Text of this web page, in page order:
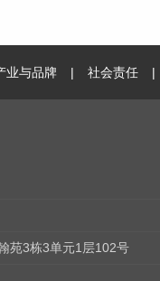
业与品牌 | 社会责任 |
苑3栋3单元1层102号